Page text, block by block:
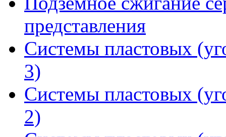
представления
Системы пластовых
3)
Системы пластовых
2)